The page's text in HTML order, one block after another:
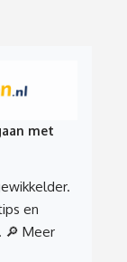
met
en
🔎 Meer